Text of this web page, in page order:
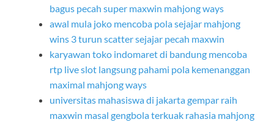
bagus pecah super maxwin mahjong ways
awal mula joko mencoba pola sejajar mahjong
wins 3 turun scatter sejajar pecah maxwin
karyawan toko indomaret di bandung mencoba
rtp live slot langsung pahami pola kemenanggan
maximal mahjong ways
universitas mahasiswa di jakarta gempar raih
maxwin masal gengbola terkuak rahasia mahjong